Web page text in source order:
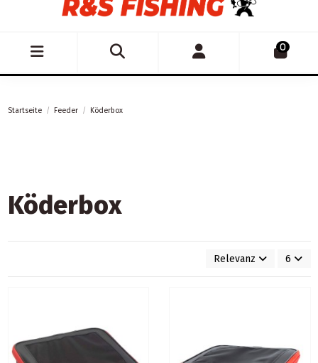
0
Startseite Feeder Köderbox
Köderbox
Relevanz 6